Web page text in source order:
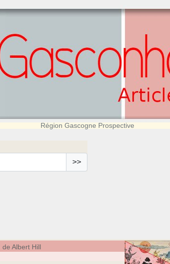
Région Gascogne Prospective
>>
de Albert Hill